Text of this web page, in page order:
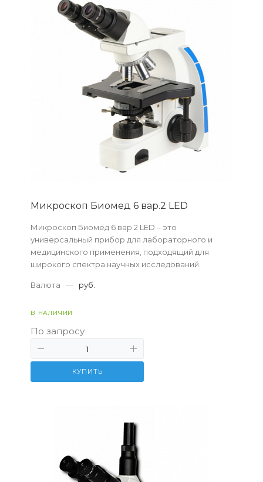
Микpоскоп Биомед 6 вар.2 LED
Микроскоп Биомед 6 вар.2 LED – это
универсальный прибор для лабораторного и
медицинского применения, подходящий для
широкого спектра научных исследований.
Валюта — руб.
В НАЛИЧИИ
По запросу
КУПИТЬ